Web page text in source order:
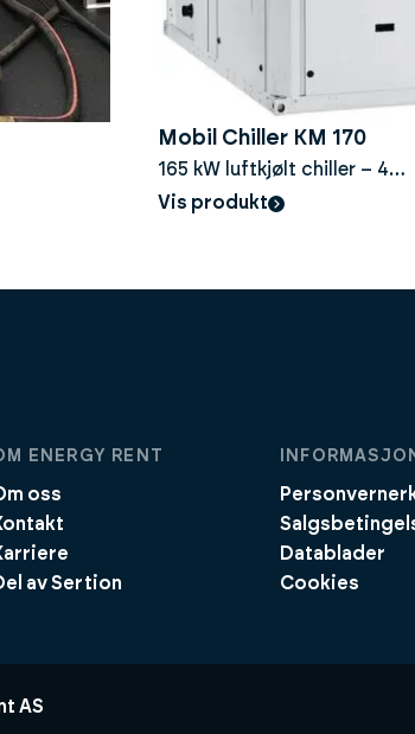
Mobil Chiller KM 170
165 kW luftkjølt chiller – 4
scrollkompressorer,
Vis produkt
ENERGY RENT
oss
av Sertion
Datablader
Cookies
AS